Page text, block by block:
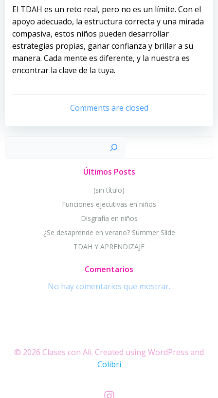
El TDAH es un reto real, pero no es un límite. Con el
apoyo adecuado, la estructura correcta y una mirada
compasiva, estos niños pueden desarrollar
estrategias propias, ganar confianza y brillar a su
manera. Cada mente es diferente, y la nuestra es
encontrar la clave de la tuya.
Comments are closed
Últimos Posts
(sin título)
Funciones ejecutivas en niños
Disgrafía en niños
¿Se desaprende en verano? Summer Slide
TDAH Y APRENDIZAJE
Comentarios
No hay comentarios que mostrar.
© 2026 Clases con Ali. Created using WordPress and
Colibri